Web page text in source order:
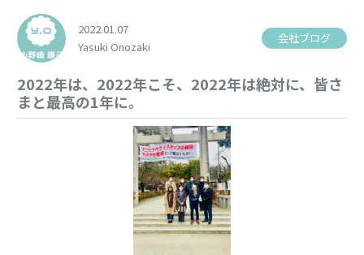
2022.01.07
Yasuki Onozaki
会社ブログ
2022年は、2022年こそ、2022年は絶対に、皆さ
まと最高の1年に。